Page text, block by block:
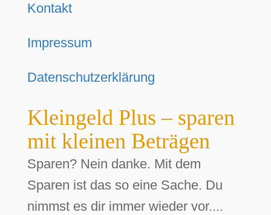
Kontakt
Impressum
Datenschutzerklärung
Kleingeld Plus – sparen
mit kleinen Beträgen
Sparen? Nein danke. Mit dem
Sparen ist das so eine Sache. Du
nimmst es dir immer wieder vor....